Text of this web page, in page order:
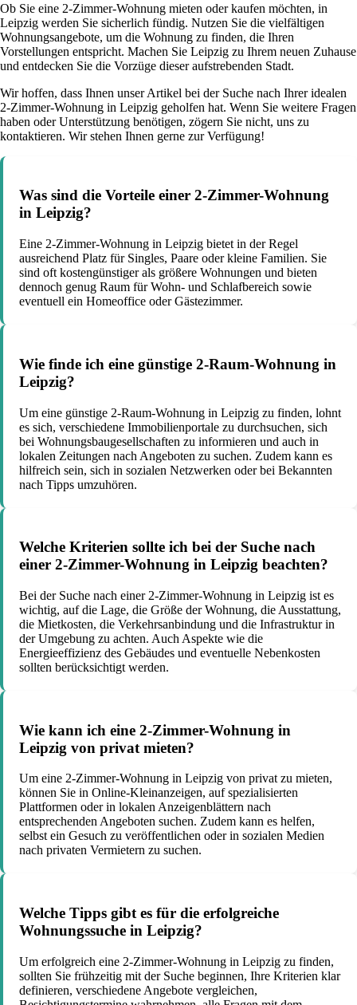
Ob Sie eine 2-Zimmer-Wohnung mieten oder kaufen möchten, in
Leipzig werden Sie sicherlich fündig. Nutzen Sie die vielfältigen
Wohnungsangebote, um die Wohnung zu finden, die Ihren
Vorstellungen entspricht. Machen Sie Leipzig zu Ihrem neuen Zuhause
und entdecken Sie die Vorzüge dieser aufstrebenden Stadt.
Wir hoffen, dass Ihnen unser Artikel bei der Suche nach Ihrer idealen
2-Zimmer-Wohnung in Leipzig geholfen hat. Wenn Sie weitere Fragen
haben oder Unterstützung benötigen, zögern Sie nicht, uns zu
kontaktieren. Wir stehen Ihnen gerne zur Verfügung!
Was sind die Vorteile einer 2-Zimmer-Wohnung
in Leipzig?
Eine 2-Zimmer-Wohnung in Leipzig bietet in der Regel
ausreichend Platz für Singles, Paare oder kleine Familien. Sie
sind oft kostengünstiger als größere Wohnungen und bieten
dennoch genug Raum für Wohn- und Schlafbereich sowie
eventuell ein Homeoffice oder Gästezimmer.
Wie finde ich eine günstige 2-Raum-Wohnung in
Leipzig?
Um eine günstige 2-Raum-Wohnung in Leipzig zu finden, lohnt
es sich, verschiedene Immobilienportale zu durchsuchen, sich
bei Wohnungsbaugesellschaften zu informieren und auch in
lokalen Zeitungen nach Angeboten zu suchen. Zudem kann es
hilfreich sein, sich in sozialen Netzwerken oder bei Bekannten
nach Tipps umzuhören.
Welche Kriterien sollte ich bei der Suche nach
einer 2-Zimmer-Wohnung in Leipzig beachten?
Bei der Suche nach einer 2-Zimmer-Wohnung in Leipzig ist es
wichtig, auf die Lage, die Größe der Wohnung, die Ausstattung,
die Mietkosten, die Verkehrsanbindung und die Infrastruktur in
der Umgebung zu achten. Auch Aspekte wie die
Energieeffizienz des Gebäudes und eventuelle Nebenkosten
sollten berücksichtigt werden.
Wie kann ich eine 2-Zimmer-Wohnung in
Leipzig von privat mieten?
Um eine 2-Zimmer-Wohnung in Leipzig von privat zu mieten,
können Sie in Online-Kleinanzeigen, auf spezialisierten
Plattformen oder in lokalen Anzeigenblättern nach
entsprechenden Angeboten suchen. Zudem kann es helfen,
selbst ein Gesuch zu veröffentlichen oder in sozialen Medien
nach privaten Vermietern zu suchen.
Welche Tipps gibt es für die erfolgreiche
Wohnungssuche in Leipzig?
Um erfolgreich eine 2-Zimmer-Wohnung in Leipzig zu finden,
sollten Sie frühzeitig mit der Suche beginnen, Ihre Kriterien klar
definieren, verschiedene Angebote vergleichen,